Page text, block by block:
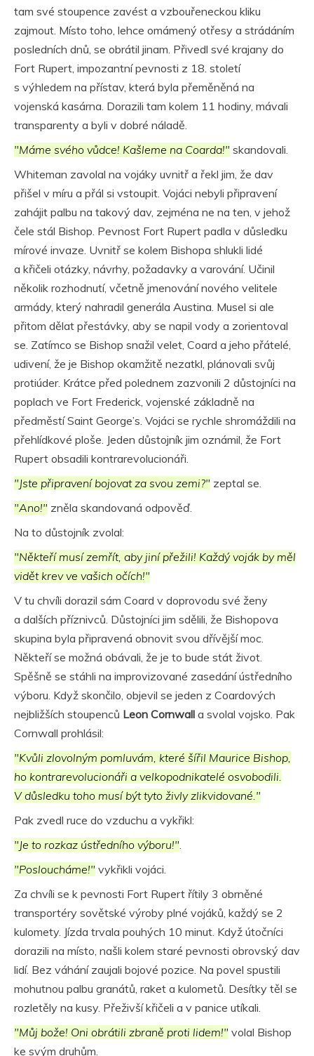
tam své stoupence zavést a vzbouřeneckou kliku
zajmout. Místo toho, lehce omámený otřesy a strádáním
posledních dnů, se obrátil jinam. Přivedl své krajany do
Fort Rupert, impozantní pevnosti z 18. století
s výhledem na přístav, která byla přeměněná na
vojenská kasárna. Dorazili tam kolem 11 hodiny, mávali
transparenty a byli v dobré náladě.
"Máme svého vůdce! Kašleme na Coarda!" skandovali.
Whiteman zavolal na vojáky uvnitř a řekl jim, že dav
přišel v míru a přál si vstoupit. Vojáci nebyli připravení
zahájit palbu na takový dav, zejména ne na ten, v jehož
čele stál Bishop. Pevnost Fort Rupert padla v důsledku
mírové invaze. Uvnitř se kolem Bishopa shlukli lidé
a křičeli otázky, návrhy, požadavky a varování. Učinil
několik rozhodnutí, včetně jmenování nového velitele
armády, který nahradil generála Austina. Musel si ale
přitom dělat přestávky, aby se napil vody a zorientoval
se. Zatímco se Bishop snažil velet, Coard a jeho přátelé,
udivení, že je Bishop okamžitě nezatkl, plánovali svůj
protiúder. Krátce před polednem zazvonili 2 důstojníci na
poplach ve Fort Frederick, vojenské základně na
předměstí Saint George’s. Vojáci se rychle shromáždili na
přehlídkové ploše. Jeden důstojník jim oznámil, že Fort
Rupert obsadili kontrarevolucionáři.
"Jste připravení bojovat za svou zemi?" zeptal se.
"Ano!" zněla skandovaná odpověď.
Na to důstojník zvolal:
"Někteří musí zemřít, aby jiní přežili! Každý voják by měl
vidět krev ve vašich očích!"
V tu chvíli dorazil sám Coard v doprovodu své ženy
a dalších příznivců. Důstojníci jim sdělili, že Bishopova
skupina byla připravená obnovit svou dřívější moc.
Někteří se možná obávali, že je to bude stát život.
Spěšně se stáhli na improvizované zasedání ústředního
výboru. Když skončilo, objevil se jeden z Coardových
nejbližších stoupenců Leon Cornwall a svolal vojsko. Pak
Cornwall prohlásil:
"Kvůli zlovolným pomluvám, které šířil Maurice Bishop,
ho kontrarevolucionáři a velkopodnikatelé osvobodili.
V důsledku toho musí být tyto živly zlikvidované."
Pak zvedl ruce do vzduchu a vykřikl:
"Je to rozkaz ústředního výboru!"
"Posloucháme!" vykřikli vojáci.
Za chvíli se k pevnosti Fort Rupert řítily 3 obrněné
transportéry sovětské výroby plné vojáků, každý se 2
kulomety. Jízda trvala pouhých 10 minut. Když útočníci
dorazili na místo, našli kolem staré pevnosti obrovský dav
lidí. Bez váhání zaujali bojové pozice. Na povel spustili
mohutnou palbu granátů, raket a kulometů. Desítky těl se
rozletěly na kusy. Přeživší křičeli a v panice utíkali.
"Můj bože! Oni obrátili zbraně proti lidem!" volal Bishop
ke svým druhům.